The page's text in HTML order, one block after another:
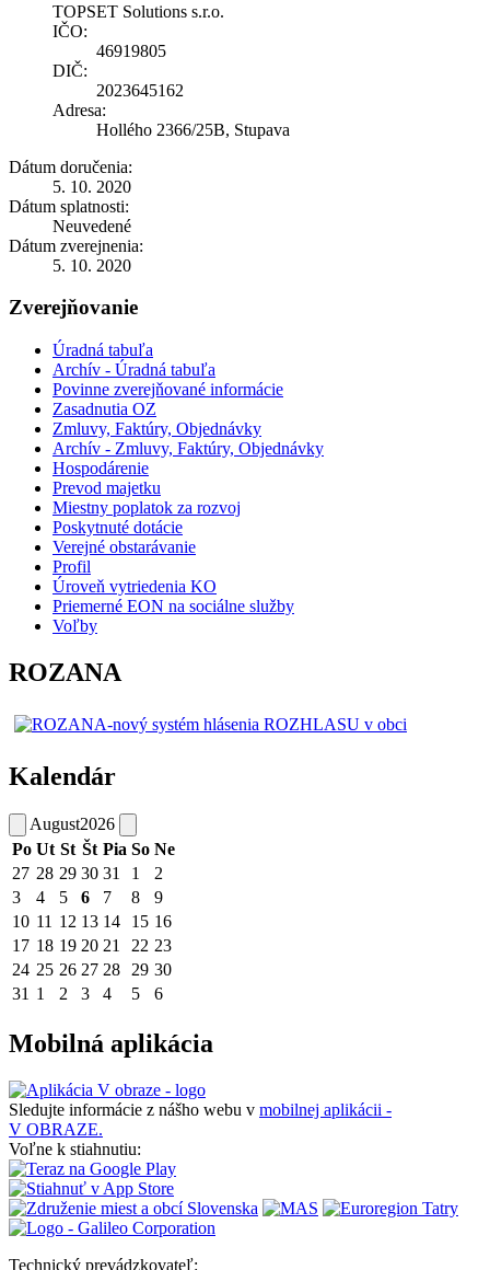
TOPSET Solutions s.r.o.
IČO:
46919805
DIČ:
2023645162
Adresa:
Hollého 2366/25B, Stupava
Dátum doručenia:
5. 10. 2020
Dátum splatnosti:
Neuvedené
Dátum zverejnenia:
5. 10. 2020
Zverejňovanie
Úradná tabuľa
Archív - Úradná tabuľa
Povinne zverejňované informácie
Zasadnutia OZ
Zmluvy, Faktúry, Objednávky
Archív - Zmluvy, Faktúry, Objednávky
Hospodárenie
Prevod majetku
Miestny poplatok za rozvoj
Poskytnuté dotácie
Verejné obstarávanie
Profil
Úroveň vytriedenia KO
Priemerné EON na sociálne služby
Voľby
ROZANA
Kalendár
August2026
Po Ut St Št Pia So Ne
27 28 29 30 31 1
2
3
4 5 6 7 8
9
10 11 12 13 14 15 16
17 18 19 20 21 22 23
24 25 26 27 28 29 30
31 1 2 3 4 5 6
Mobilná aplikácia
Sledujte informácie z nášho webu v mobilnej aplikácii -
V OBRAZE.
Voľne k stiahnutiu:
Technický prevádzkovateľ: